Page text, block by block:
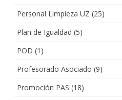
Personal Limpieza UZ (25)
Plan de Igualdad (5)
POD (1)
Profesorado Asociado (9)
Promoción PAS (18)